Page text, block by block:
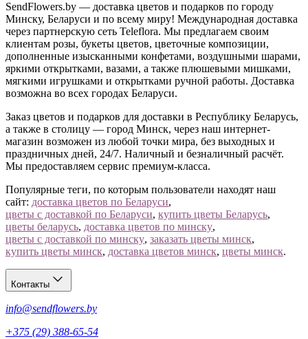
Доставка ко Дню учителя по Минску и
Беларуси
Привезём цветы в школу, гимназию или вуз к началу
занятий. Заказ онлайн, цены на любой бюджет.
Остались вопросы?Позвоните нам— подберём букет,
SendFlowers.by — доставка цветов и подарков по городу
Минску, Беларуси и по всему миру! Международная доставка
через партнерскую сеть Teleflora. Мы предлагаем своим
клиентам розы, букеты цветов, цветочные композиции,
дополненные изысканными конфетами, воздушными шарами,
яркими открытками, вазами, а также плюшевыми мишками,
мягкими игрушками и открытками ручной работы. Доставка
возможна во всех городах Беларуси.
Заказ цветов и подарков для доставки в Республику Беларусь,
а также в столицу — город Минск, через наш интернет-
магазин возможен из любой точки мира, без выходных и
праздничных дней, 24/7. Наличный и безналичный расчёт.
Мы предоставляем сервис премиум-класса.
Популярные теги, по которым пользователи находят наш
сайт: доставка цветов по Беларуси,
цветы с доставкой по Беларуси, купить цветы Беларусь,
цветы беларусь, доставка цветов по минску,
цветы с доставкой по минску, заказать цветы минск,
купить цветы минск, доставка цветов минск, цветы минск.
Контакты
info@sendflowers.by
+375 (29) 388-65-54